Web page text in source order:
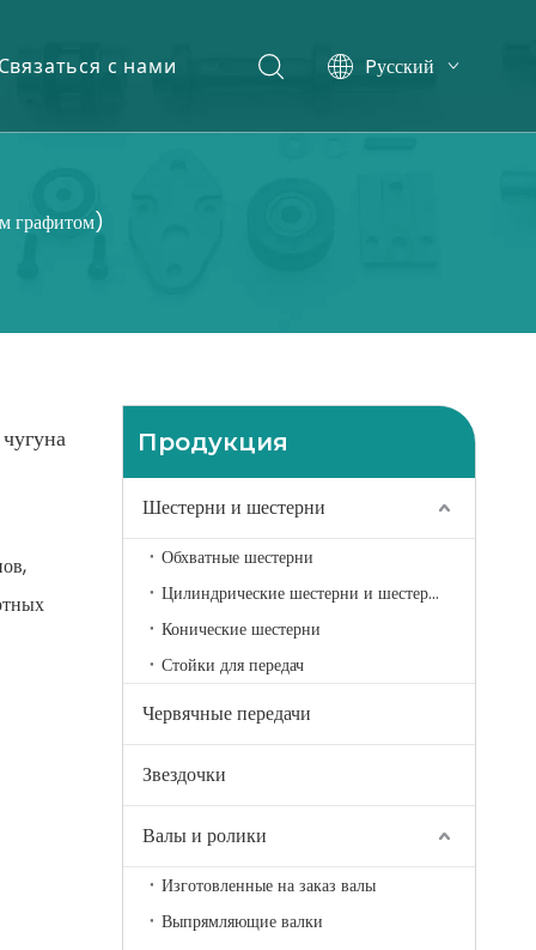
Связаться с нами
Pусский
графитом)
Продукция
Шестерни и шестерни
Обхватные шестерни
Цилиндрические шестерни и шестерни
Конические шестерни
Стойки для передач
Червячные передачи
Звездочки
Валы и ролики
Изготовленные на заказ валы
Выпрямляющие валки